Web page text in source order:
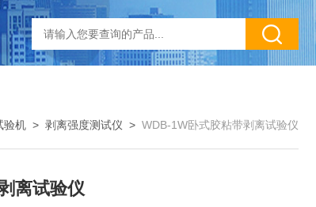
验机 > 剥离强度测试仪 > WDB-1W卧式胶粘带剥离试验仪
离试验仪